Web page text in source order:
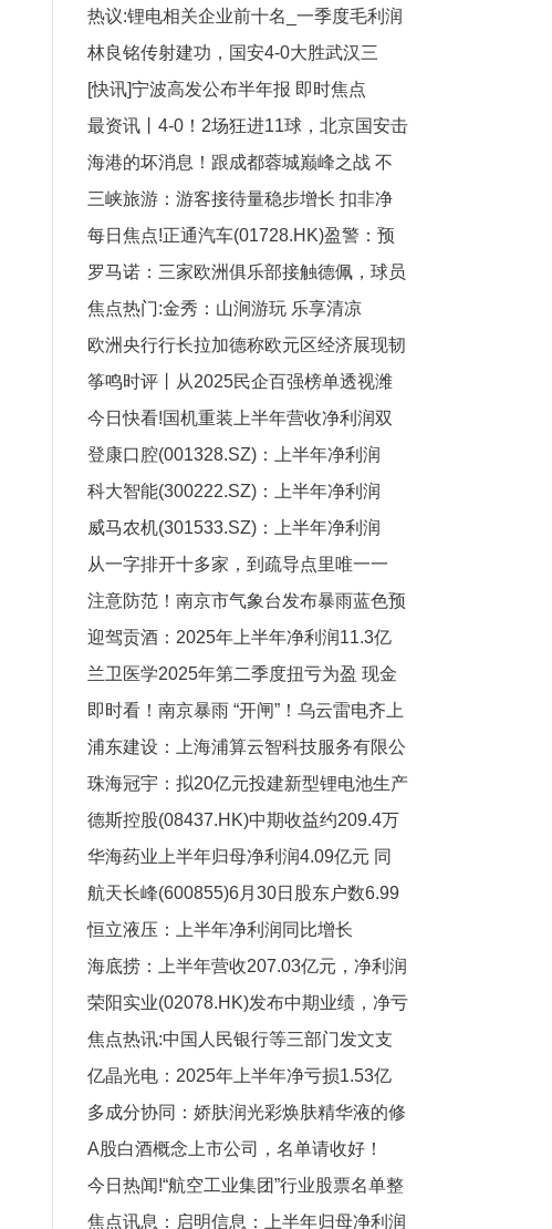
么价格？（2025/8/25）
热议:锂电相关企业前十名_一季度毛利润
排行榜
林良铭传射建功，国安4-0大胜武汉三
镇，豪取四连胜宣战山东泰山-每日热闻
[快讯]宁波高发公布半年报 即时焦点
最资讯丨4-0！2场狂进11球，北京国安击
败武汉，反超海港，升至积分榜次席
海港的坏消息！跟成都蓉城巅峰之战 不
仅有魔咒 同时4球员打不了-独家
三峡旅游：游客接待量稳步增长 扣非净
利润创历史新高
每日焦点!正通汽车(01728.HK)盈警：预
期中期净亏损同比扩大约40%
罗马诺：三家欧洲俱乐部接触德佩，球员
可能自由身离开科林蒂安
焦点热门:金秀：山涧游玩 乐享清凉
欧洲央行行长拉加德称欧元区经济展现韧
性且通胀符合目标水平-每日视点
筝鸣时评丨从2025民企百强榜单透视潍
坊这座城市的硬核跃迁_焦点讯息
今日快看!国机重装上半年营收净利润双
增 实现合同签约额165亿元
登康口腔(001328.SZ)：上半年净利润
8515.5万元 同比增长17.59%
科大智能(300222.SZ)：上半年净利润
7680.51万元 同比增长214.85%
威马农机(301533.SZ)：上半年净利润
1914.08万元 同比下降48.96%
从一字排开十多家，到疏导点里唯一一
家，这对夫妻坚守平凡烟火已36年……
注意防范！南京市气象台发布暴雨蓝色预
警
迎驾贡酒：2025年上半年净利润11.3亿
元，同比下降18.19%|焦点消息
兰卫医学2025年第二季度扭亏为盈 现金
流改善筑基未来
即时看！南京暴雨 “开闸”！乌云雷电齐上
阵
浦东建设：上海浦算云智科技服务有限公
司相关经营活动尚未开展
珠海冠宇：拟20亿元投建新型锂电池生产
建设项目-播报
德斯控股(08437.HK)中期收益约209.4万
新加坡元 同比减少11.2%|每日快播
华海药业上半年归母净利润4.09亿元 同
比下降45.3%
航天长峰(600855)6月30日股东户数6.99
万户，较上期增加34%
恒立液压：上半年净利润同比增长
10.97% 今日热讯
海底捞：上半年营收207.03亿元，净利润
17.59亿元|焦点播报
荣阳实业(02078.HK)发布中期业绩，净亏
损2639.4万港元
焦点热讯:中国人民银行等三部门发文支
持林业高质量发展
亿晶光电：2025年上半年净亏损1.53亿
元|焦点快看
多成分协同：娇肤润光彩焕肤精华液的修
护与抗氧体系解析
A股白酒概念上市公司，名单请收好！
（2025/8/25）
今日热闻!“航空工业集团”行业股票名单整
理，查收一下！（2025/8/25）
焦点讯息：启明信息：上半年归母净利润